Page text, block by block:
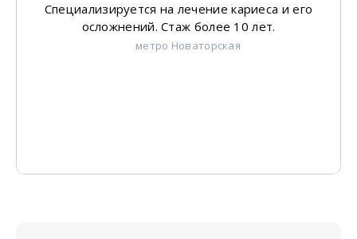
Специализируется на лечение кариеса и его
осложнений. Стаж более 10 лет.
метро Новаторская